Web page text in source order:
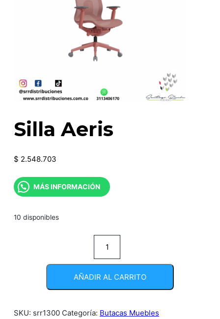
Silla Aeris
$ 2.548.703
MÁS INFORMACIÓN
10 disponibles
Aeris
cantidad
AÑADIR AL CARRITO
SKU: srr1300 Categoría: Butacas Muebles